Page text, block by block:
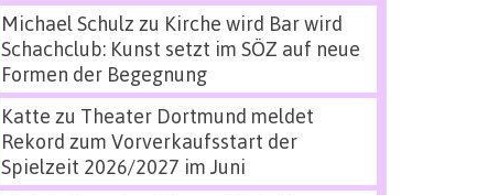
Michael Schulz zu Kirche wird Bar wird
Schachclub: Kunst setzt im SÖZ auf neue
Formen der Begegnung
Katte zu Theater Dortmund meldet
Rekord zum Vorverkaufsstart der
Spielzeit 2026/2027 im Juni